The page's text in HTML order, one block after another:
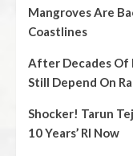
Mangroves Are
Coastlines
After Decades Of
Still Depend On
Shocker! Tarun
10 Years’ RI Now